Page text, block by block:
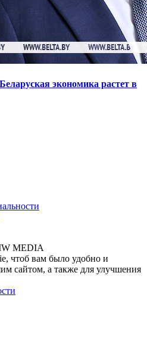
экономика растет в
MEDIA
чтоб вам было удобно и
сайтом, а также для улучшения